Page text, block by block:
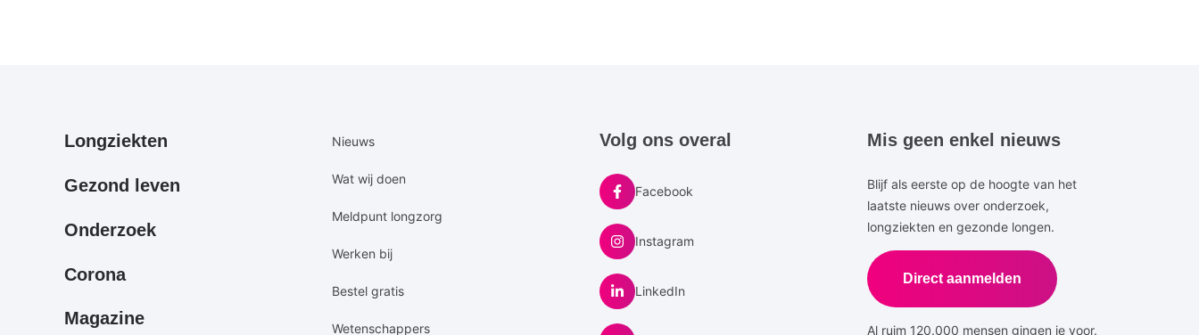
Primair
Longziekten
Gezond leven
Onderzoek
Corona
Magazine
Secundaire
Nieuws
Wat wij doen
Meldpunt longzorg
Werken bij
Bestel gratis
Wetenschappers
Volg ons overal
Facebook
Instagram
LinkedIn
Mis geen enkel nieuws
Blijf als eerste op de hoogte van het
laatste nieuws over onderzoek,
longziekten en gezonde longen.
Direct aanmelden
Al ruim 120.000 mensen gingen je voor.